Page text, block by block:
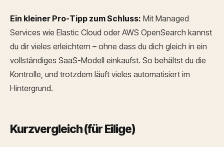
Ein kleiner Pro-Tipp zum Schluss: Mit Managed
Services wie Elastic Cloud oder AWS OpenSearch kannst
du dir vieles erleichtern – ohne dass du dich gleich in ein
vollständiges SaaS-Modell einkaufst. So behältst du die
Kontrolle, und trotzdem läuft vieles automatisiert im
Hintergrund.
Kurzvergleich (für Eilige)